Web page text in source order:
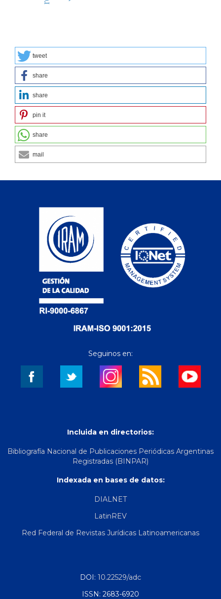
tweet
share
share
pin it
share
mail
Seguinos en:
Incluida en directorios:
Bibliografía Nacional de Publicaciones Periódicas Argentinas
Registradas (BINPAR)
Indexada en bases de datos:
DIALNET
LatinREV
Red Federal de Revistas Jurídicas Latinoamericanas
DOI: 10.22529/adc
ISSN: 2683-6920